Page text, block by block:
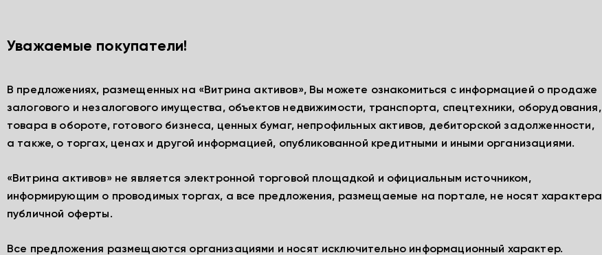
Уважаемые покупатели!
В предложениях, размещенных на «Витрина активов», Вы можете ознакомиться с информацией о продаже
залогового и незалогового имущества, объектов недвижимости, транспорта, спецтехники, оборудования,
товара в обороте, готового бизнеса, ценных бумаг, непрофильных активов, дебиторской задолженности,
а также, о торгах, ценах и другой информацией, опубликованной кредитными и иными организациями.
«Витрина активов» не является электронной торговой площадкой и официальным источником,
информирующим о проводимых торгах, а все предложения, размещаемые на портале, не носят характера
публичной оферты.
Все предложения размещаются организациями и носят исключительно информационный характер.